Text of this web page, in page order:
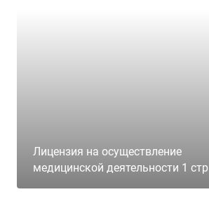
Лицензия на осуществление
медицинской деятельности 1 стр